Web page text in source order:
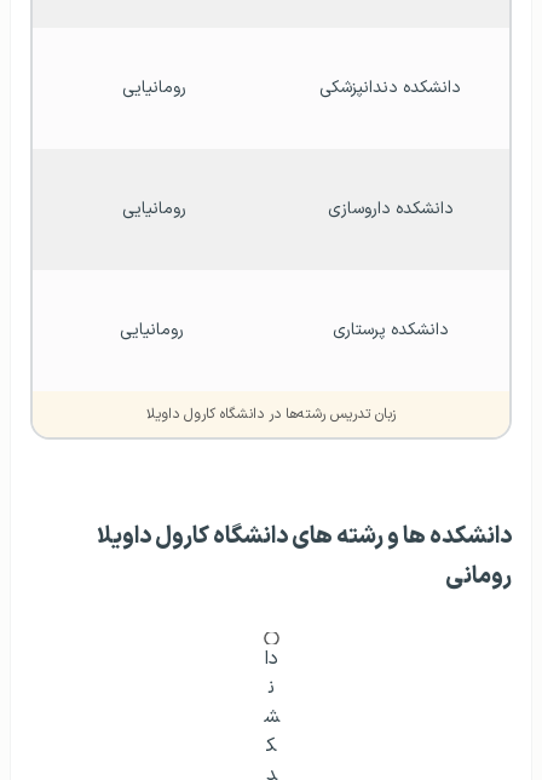
دانشکده دندانپزشکی رومانیایی
دانشکده داروسازی رومانیایی
دانشکده پرستاری رومانیایی
زبان تدریس رشته‌ها در دانشگاه کارول داویلا
دانشکده ‌ها و رشته‌ های دانشگاه کارول داویلا
رومانی
دا
ن
ش
ک